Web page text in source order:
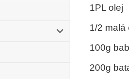
1PL olej
1/2 malá
100g
200g